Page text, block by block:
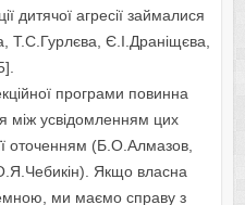
дитячої агресії займалися
Т.С.Гурлєва, Є.І.Драніщєва,
програми повинна
між усвідомленням цих
оточенням (Б.О.Алмазов,
Якщо власна
ми маємо справу з